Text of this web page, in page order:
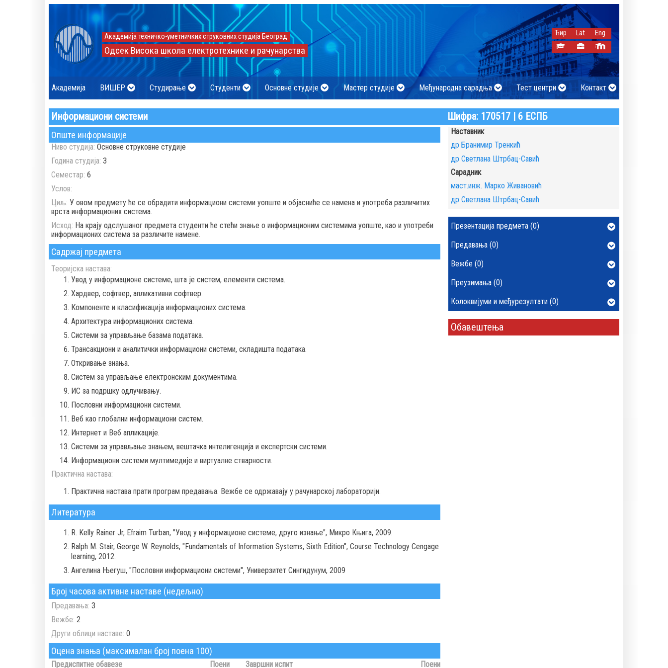
Академија техничко-уметничких струковних студија Београд
Одсек Висока школа електротехнике и рачунарства
Ћир Lat Eng
Академија ВИШЕР Студирање Студенти Основне студије Мастер студије Међународна сарадња Тест центри Контакт
Информациони системи Шифра: 170517 | 6 ЕСПБ
Опште информације
Ниво студија: Основне струковне студије
Година студија: 3
Семестар: 6
Услов:
Циљ: У овом предмету ће се обрадити информациони системи уопште и објасниће се намена и употреба различитих
врста информационих система.
Исход: На крају одслушаног предмета студенти ће стећи знање о информационим системима уопште, као и употреби
информационих система за различите намене.
Садржај предмета
Теоријска настава:
Увод у информационе системе, шта је систем, елементи система.
Хардвер, софтвер, апликативни софтвер.
Компоненте и класификација информационих система.
Архитектура информационих система.
Системи за управљање базама података.
Трансакциони и аналитички информациони системи, складишта података.
Откривање знања.
Систем за управљање електронским документима.
ИС за подршку одлучивању.
Пословни информациони системи.
Веб као глобални информациони систем.
Интернет и Веб апликације.
Системи за управљање знањем, вештачка интелигенција и експертски системи.
Информациони системи мултимедије и виртуалне стварности.
Практична настава:
Практична настава прати програм предавања. Вежбе се одржавају у рачунарској лабораторији.
Литература
R. Kelly Rainer Jr, Efraim Turban, "Увод у информационе системе, друго изнање", Микро Књига, 2009.
Ralph M. Stair, George W. Reynolds, "Fundamentals of Information Systems, Sixth Edition", Course Technology Cengage
learning, 2012.
Ангелина Његуш, "Пословни информациони системи", Универзитет Сингидунум, 2009
Број часова активне наставе (недељно)
Предавања: 3
Вежбе: 2
Други облици наставе: 0
Оцена знања (максималан број поена 100)
Предиспитне обавезе Поени Завршни испит Поени
Наставник
др Бранимир Тренкић
др Светлана Штрбац-Савић
Сарадник
маст.инж. Марко Живановић
др Светлана Штрбац-Савић
Презентација предмета (0)
Предавања (0)
Вежбе (0)
Преузимања (0)
Колоквијуми и међурезултати (0)
Обавештења